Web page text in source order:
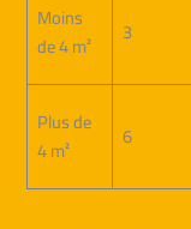
Moins
de 4 m²
3
Plus de
4 m²
6